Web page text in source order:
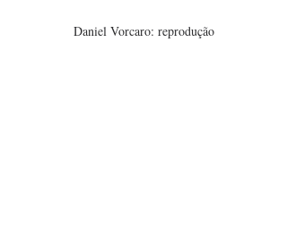
Daniel Vorcaro: reprodução